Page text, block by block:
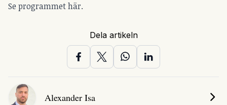
Se programmet här.
Dela artikeln
Alexander Isa